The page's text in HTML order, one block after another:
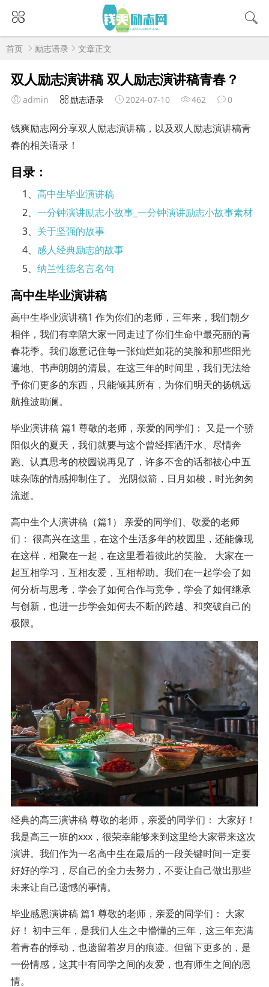
首页 励志语录 文章正文
双人励志演讲稿 双人励志演讲稿青春？
admin 励志语录 2024-07-10 462 0
钱爽励志网分享双人励志演讲稿，以及双人励志演讲稿青
春的相关语录！
目录：
1、高中生毕业演讲稿
2、一分钟演讲励志小故事_一分钟演讲励志小故事素材
3、 关于坚强的故事
4、感人经典励志的故事
5、纳兰性德名言名句
高中生毕业演讲稿
高中生毕业演讲稿1 作为你们的老师，三年来，我们朝夕
相伴，我们有幸陪大家一同走过了你们生命中最亮丽的青
春花季。我们愿意记住每一张灿烂如花的笑脸和那些阳光
遍地、书声朗朗的清晨。在这三年的时间里，我们无法给
予你们更多的东西，只能倾其所有，为你们明天的扬帆远
航推波助澜。
毕业演讲稿 篇1 尊敬的老师，亲爱的同学们： 又是一个骄
阳似火的夏天，我们就要与这个曾经挥洒汗水、尽情奔
跑、认真思考的校园说再见了，许多不舍的话都被心中五
味杂陈的情感抑制住了。 光阴似箭，日月如梭，时光匆匆
流逝。
高中生个人演讲稿（篇1） 亲爱的同学们、敬爱的老师
们： 很高兴在这里，在这个生活多年的校园里，还能像现
在这样，相聚在一起，在这里看着彼此的笑脸。 大家在一
起互相学习，互相友爱，互相帮助。我们在一起学会了如
何分析与思考，学会了如何合作与竞争，学会了如何继承
与创新，也进一步学会如何去不断的跨越、和突破自己的
极限。
经典的高三演讲稿 尊敬的老师，亲爱的同学们： 大家好！
我是高三一班的xxx，很荣幸能够来到这里给大家带来这次
演讲。我们作为一名高中生在最后的一段关键时间一定要
好好的学习，尽自己的全力去努力，不要让自己做出那些
未来让自己遗憾的事情。
毕业感恩演讲稿 篇1 尊敬的老师，亲爱的同学们： 大家
好！ 初中三年，是我们人生之中懵懂的三年，这三年充满
着青春的悸动，也遗留着岁月的痕迹。但留下更多的，是
一份情感，这其中有同学之间的友爱，也有师生之间的恩
情。